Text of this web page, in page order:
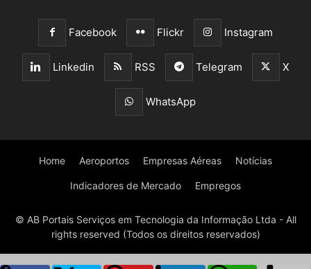
Facebook Flickr Instagram
Linkedin RSS Telegram X
WhatsApp
Home Aeroportos Empresas Aéreas Notícias
Indicadores de Mercado Empregos
© AB Portais Serviços em Tecnologia da Informação Ltda - All
rights reserved (Todos os direitos reservados)